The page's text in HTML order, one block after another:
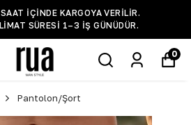
IÇINDE KARGOYA VERILIR.
SÜRESI 1–3 IŞ GÜNÜDÜR.
0
Pantolon/Şort